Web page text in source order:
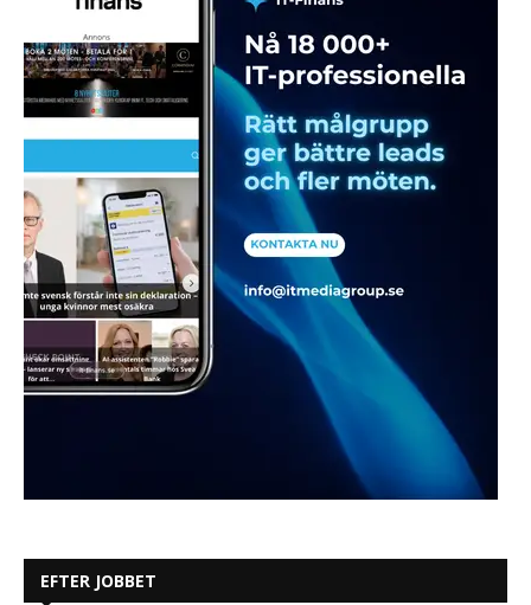
EFTER JOBBET